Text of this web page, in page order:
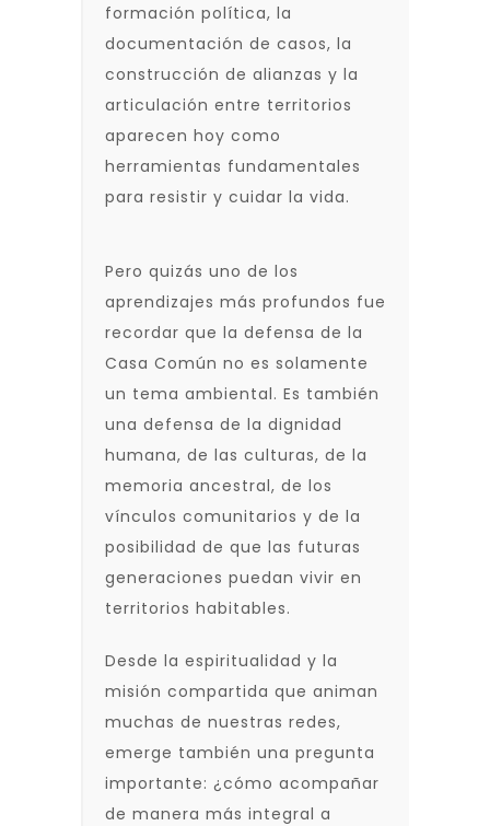
formación política, la
documentación de casos, la
construcción de alianzas y la
articulación entre territorios
aparecen hoy como
herramientas fundamentales
para resistir y cuidar la vida.
Pero quizás uno de los
aprendizajes más profundos fue
recordar que la defensa de la
Casa Común no es solamente
un tema ambiental. Es también
una defensa de la dignidad
humana, de las culturas, de la
memoria ancestral, de los
vínculos comunitarios y de la
posibilidad de que las futuras
generaciones puedan vivir en
territorios habitables.
Desde la espiritualidad y la
misión compartida que animan
muchas de nuestras redes,
emerge también una pregunta
importante: ¿cómo acompañar
de manera más integral a